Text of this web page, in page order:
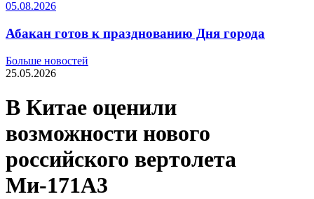
05.08.2026
Абакан готов к празднованию Дня города
Больше новостей
25.05.2026
В Китае оценили
возможности нового
российского вертолета
Ми-171А3